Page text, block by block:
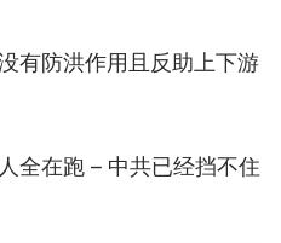
有防洪作用且反助上下游
全在跑 – 中共已经挡不住